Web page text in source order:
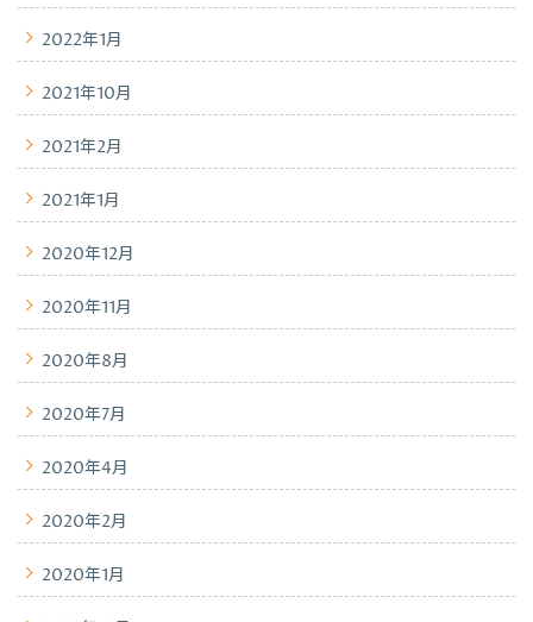
2022年1月
2021年10月
2021年2月
2021年1月
2020年12月
2020年11月
2020年8月
2020年7月
2020年4月
2020年2月
2020年1月